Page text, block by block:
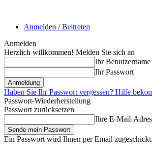
Anmelden / Beitreten
Anmelden
Herzlich willkommen! Melden Sie sich an
Ihr Benutzername
Ihr Passwort
Haben Sie Ihr Passwort vergessen? Hilfe
Passwort-Wiederherstellung
Passwort zurücksetzen
Ihre E-Mail-
Ein Passwort wird Ihnen per Email zugeschickt.